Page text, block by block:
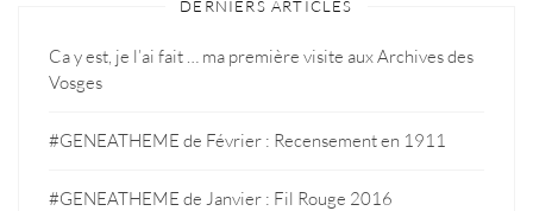
DERNIERS ARTICLES
Ca y est, je l’ai fait … ma première visite aux Archives des
Vosges
#GENEATHEME de Février : Recensement en 1911
#GENEATHEME de Janvier : Fil Rouge 2016